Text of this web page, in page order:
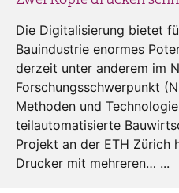
Die Digitalisierung bietet
Bauindustrie enormes
derzeit unter anderem im
Forschungsschwerpunkt
Methoden und
teilautomatisierte
Projekt an der ETH Zürich
Drucker mit mehreren… ...